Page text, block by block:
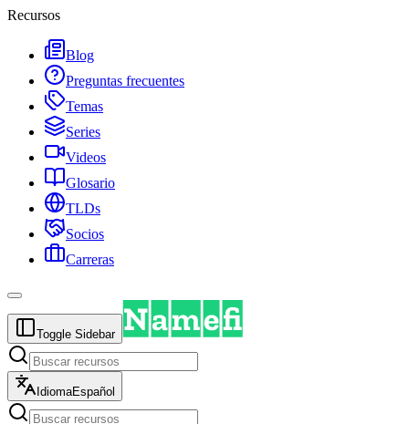
Recursos
Blog
Preguntas frecuentes
Temas
Series
Videos
Glosario
TLDs
Socios
Carreras
Toggle Sidebar
IdiomaEspañol